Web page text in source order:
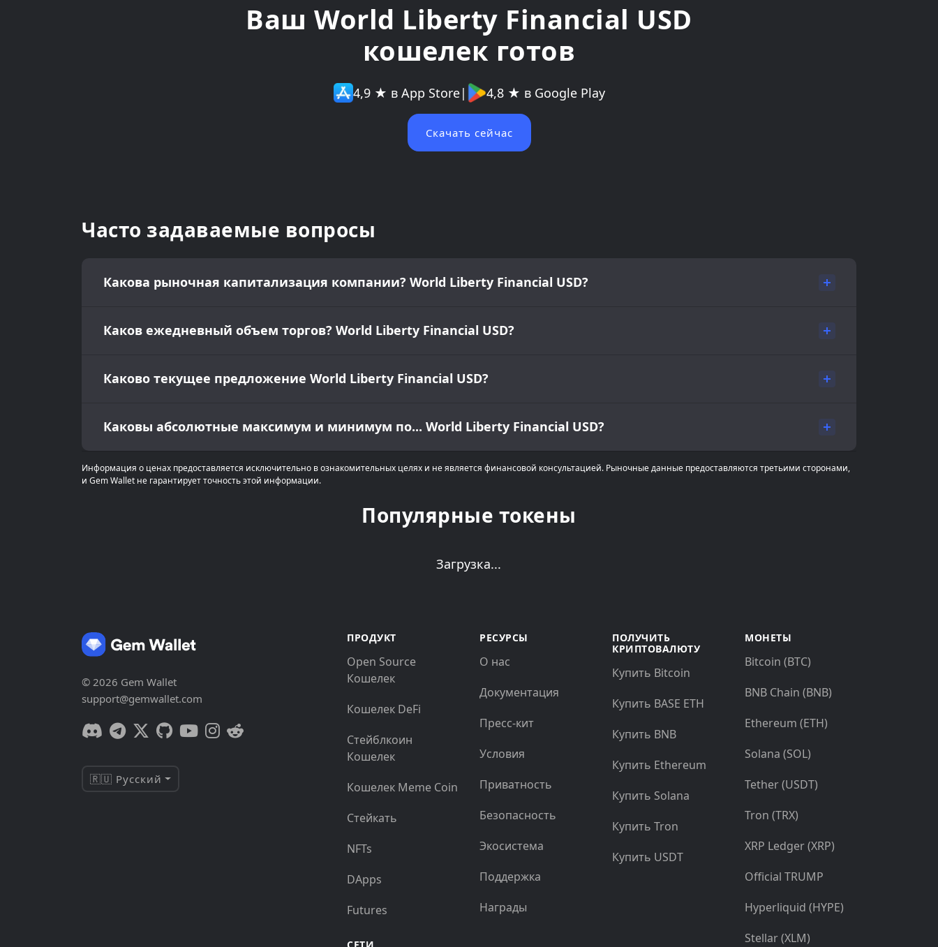
Ваш World Liberty Financial USD
кошелек готов
4,9 ★ в App Store| 4,8 ★ в Google Play
Скачать сейчас
Часто задаваемые вопросы
Какова рыночная капитализация компании? World Liberty Financial USD?
Каков ежедневный объем торгов? World Liberty Financial USD?
Каково текущее предложение World Liberty Financial USD?
Каковы абсолютные максимум и минимум по... World Liberty Financial USD?
Информация о ценах предоставляется исключительно в ознакомительных целях и не является финансовой консультацией. Рыночные данные предоставляются третьими сторонами,
и Gem Wallet не гарантирует точность этой информации.
Популярные токены
Загрузка...
© 2026 Gem Wallet
support@gemwallet.com
🇷🇺 Русский
ПРОДУКТ
Open Source
Кошелек
Кошелек DeFi
Стейблкоин
Кошелек
Кошелек Meme Coin
Стейкать
NFTs
DApps
Futures
РЕСУРСЫ
О нас
Документация
Пресс-кит
Условия
Приватность
Безопасность
Экосистема
Поддержка
Награды
ПОЛУЧИТЬ
КРИПТОВАЛЮТУ
Купить Bitcoin
Купить BASE ETH
Купить BNB
Купить Ethereum
Купить Solana
Купить Tron
Купить USDT
МОНЕТЫ
Bitcoin (BTC)
BNB Chain (BNB)
Ethereum (ETH)
Solana (SOL)
Tether (USDT)
Tron (TRX)
XRP Ledger (XRP)
Official TRUMP
Hyperliquid (HYPE)
Stellar (XLM)